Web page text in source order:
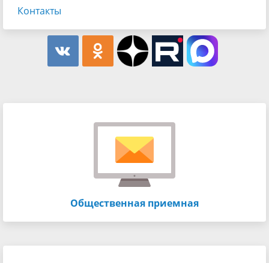
Контакты
Общественная приемная